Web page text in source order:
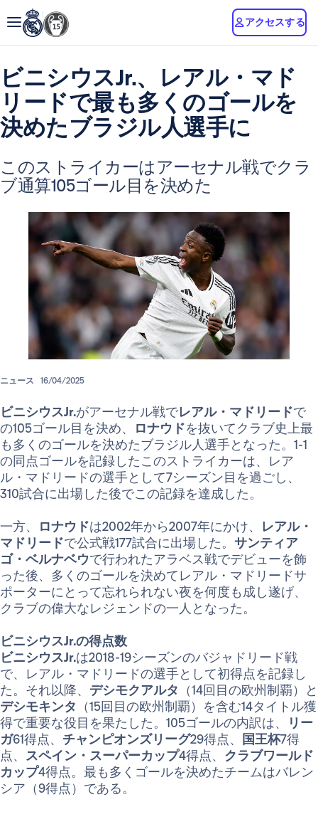
アクセスする
ビニシウスJr.、レアル・マド
リードで最も多くのゴールを
決めたブラジル人選手に
このストライカーはアーセナル戦でクラ
ブ通算105ゴール目を決めた
ニュース 16/04/2025
ビニシウスJr.がアーセナル戦でレアル・マドリードで
の105ゴール目を決め、
ロナウドを抜いてクラブ史上最
も多くのゴールを決めたブラジル人選手となった。1-1
の同点ゴールを記録したこのストライカーは、レア
ル・マドリードの選手として7シーズン目を過ごし、
310試合に出場した後でこの記録を達成した。
一方、 ロナウドは2002年から2007年にかけ、 レアル・
マドリードで公式戦177試合に出場した。 サンティア
ゴ・ベルナベウで行われたアラベス戦でデビューを飾
った後、多くのゴールを決めてレアル・マドリードサ
ポーターにとって忘れられない夜を何度も成し遂げ、
クラブの偉大なレジェンドの一人となった。
ビニシウスJr.の得点数
ビニシウスJr.は2018-19シーズンのバジャドリード戦
で、レアル・マドリードの選手として初得点を記録し
た。それ以降、 デシモクアルタ （14回目の欧州制覇）と
デシモキンタ （15回目の欧州制覇）を含む14タイトル獲
得で重要な役目を果たした。105ゴールの内訳は、
リー
ガ61得点、 チャンピオンズリーグ29得点、 国王杯7得
点、 スペイン・スーパーカップ4得点、 クラブワールド
カップ4得点。最も多くゴールを決めたチームはバレン
シア（9得点）である。